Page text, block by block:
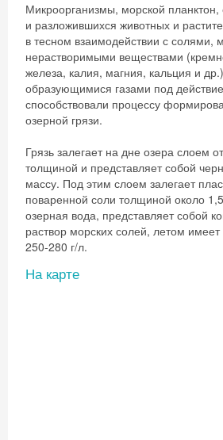
Микроорганизмы, морской
и разложившихся животных и
в тесном взаимодействии с солями,
нерастворимыми веществами
железа, калия, магния, кальция и
образующимися газами под
способствовали процессу
озерной грязи.
Грязь залегает на дне озера слоем
толщиной и представляет собой
массу. Под этим слоем залегает
поваренной соли толщиной около
озерная вода, представляет собой
раствор морских солей, летом
250-280 г/л.
На карте